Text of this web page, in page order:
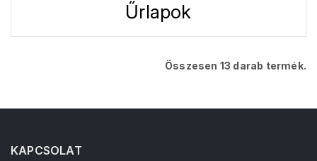
Űrlapok
Összesen 13 darab termék.
KAPCSOLAT